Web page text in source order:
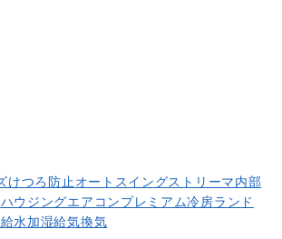
けつろ防止 オートスイングストリーマ内部
ハウジングエアコンプレミアム冷房ランド
水加湿給気換気